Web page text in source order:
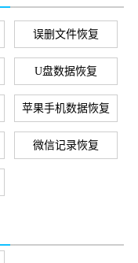
误删文件恢复
U盘数据恢复
苹果手机数据恢复
微信记录恢复